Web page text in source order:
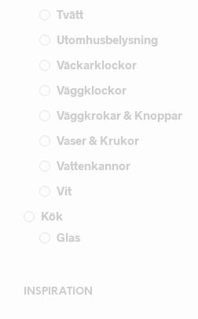
Tvätt
Utomhusbelysning
Väckarklockor
Väggklockor
Väggkrokar & Knoppar
Vaser & Krukor
Vattenkannor
Vit
Kök
Glas
INSPIRATION